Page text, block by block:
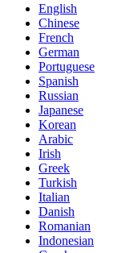
English
Chinese
French
German
Portuguese
Spanish
Russian
Japanese
Korean
Arabic
Irish
Greek
Turkish
Italian
Danish
Romanian
Indonesian